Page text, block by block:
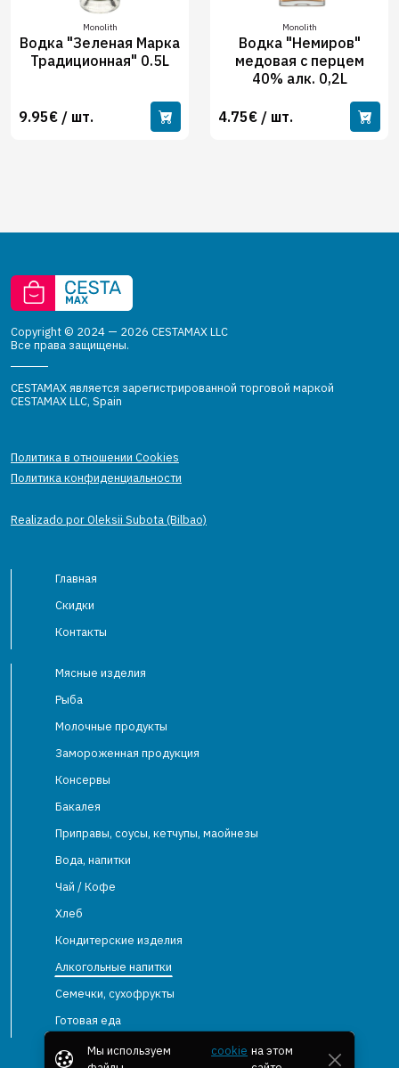
Мы используем
cookie на этом
Monolith
Водка "Зеленая Марка
Традиционная" 0.5L
9.95€ / шт.
Monolith
Водка "Немиров"
медовая с перцем
40% алк. 0,2L
4.75€ / шт.
Copyright © 2024 — 2026 CESTAMAX LLC
Все права защищены.
CESTAMAX является зарегистрированной торговой маркой
CESTAMAX LLC, Spain
Политика в отношении Cookies
Политика конфиденциальности
Realizado por Oleksii Subota (Bilbao)
Главная
Скидки
Контакты
Мясные изделия
Рыба
Молочные продукты
Замороженная продукция
Консервы
Бакалея
Приправы, соусы, кетчупы, маойнезы
Вода, напитки
Чай / Кофе
Хлеб
Кондитерские изделия
Алкогольные напитки
Семечки, сухофрукты
Готовая еда